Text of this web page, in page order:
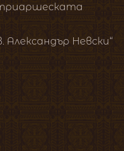
Александър Невски“